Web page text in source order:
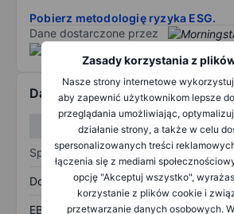
Zasady korzystania z
Nasze strony internetowe
aby zapewnić użytkownikom lepsze
przeglądania umożliwiając,
działanie strony, a także w celu
spersonalizowanych treści
łączenia się z mediami
opcję "Akceptuj wszystko",
korzystanie z plików cookie i
przetwarzanie danych osobowych.
Pobierz metodologię ryzyka ESG.
Dane dostarczone przez
Dane finansowe
W I
Sprawozdanie z zysków
Dochód
EBITDA